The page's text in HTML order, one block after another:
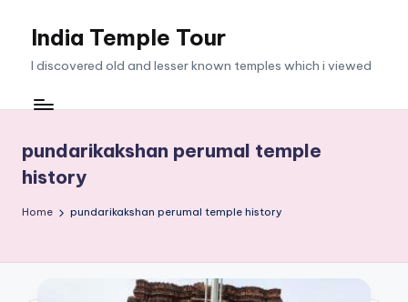
India Temple Tour
I discovered old and lesser known temples which i viewed
pundarikakshan perumal temple
history
Home pundarikakshan perumal temple history